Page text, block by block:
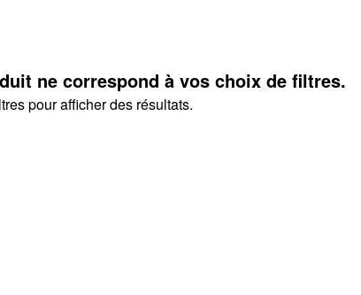
ne correspond à vos choix de filtres.
pour afficher des résultats.